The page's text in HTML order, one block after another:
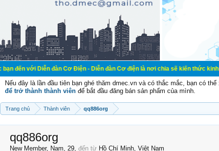
Diễn đàn Cơ Điện - Diễn đàn Cơ điện là nơi chia sẽ kiến thức kinh nghiệm
Nếu đây là lần đầu tiên bạn ghé thăm dmec.vn và có thắc mắc, bạn có
để trở thành thành viên để bắt đầu đăng bán sản phẩm của mình.
Trang chủ Thành viên qq886org
qq886org
New Member, Nam, 29, đến từ Hồ Chí Minh, Việt Nam